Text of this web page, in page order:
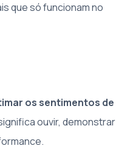
que só funcionam no
os sentimentos de
ouvir, demonstrar